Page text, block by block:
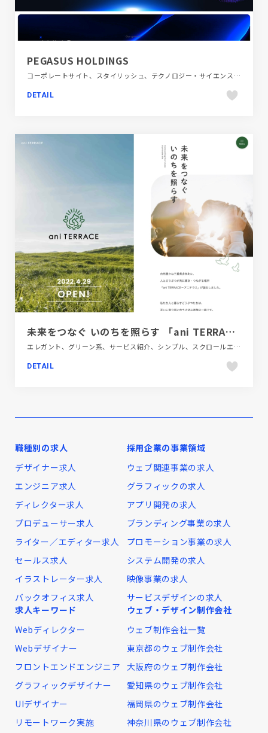
PEGASUS HOLDINGS
コーポレートサイト、スタイリッシュ、テクノロジー・サイエンス、ブラック系 、ブルー系、モーション多め
DETAIL
未来をつなぐ いのちを照らす 「ani TERRACE - アニテラス」
エレガント、グリーン系、サービス紹介、シンプル、スクロールエフェクト、スタイリッシュ、ナチュラル、フラットデザイン、ブランド・サービスサイト、ホワイト系、モーション多め、商業施設・レジャー、大きめ写真、施設・店舗サイト
DETAIL
職種別の求人
デザイナー求人
エンジニア求人
ディレクター求人
プロデューサー求人
ライター／エディター求人
セールス求人
イラストレーター求人
バックオフィス求人
採用企業の事業領域
ウェブ関連事業の求人
グラフィックの求人
アプリ開発の求人
ブランディング事業の求人
プロモーション事業の求人
システム開発の求人
映像事業の求人
サービスデザインの求人
求人キーワード
Webディレクター
Webデザイナー
フロントエンドエンジニア
グラフィックデザイナー
UIデザイナー
リモートワーク実施
ウェブ・デザイン制作会社
ウェブ制作会社一覧
東京都のウェブ制作会社
大阪府のウェブ制作会社
愛知県のウェブ制作会社
福岡県のウェブ制作会社
神奈川県のウェブ制作会社